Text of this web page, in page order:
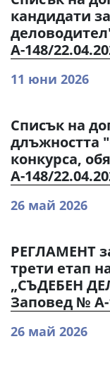
кандидати
А-148/
11 юни 2026
Списък на
длъжността
конкурса,
А-148/
26 май 2026
РЕГЛАМЕНТ
трети етап
„СЪДЕБЕН
Заповед № А-
26 май 2026